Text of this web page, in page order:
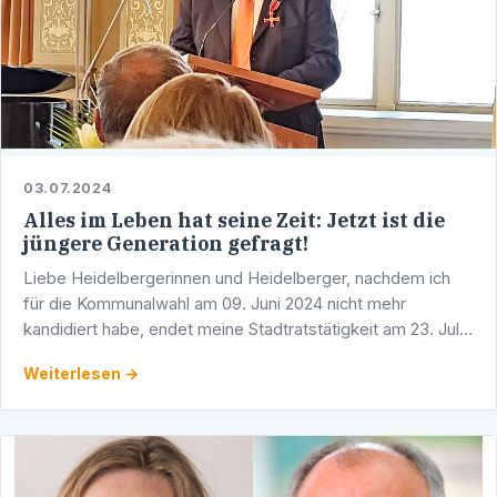
03.07.2024
Alles im Leben hat seine Zeit: Jetzt ist die
jüngere Generation gefragt!
Liebe Heidelbergerinnen und Heidelberger, nachdem ich
für die Kommunalwahl am 09. Juni 2024 nicht mehr
kandidiert habe, endet meine Stadtratstätigkeit am 23. Juli
Weiterlesen →